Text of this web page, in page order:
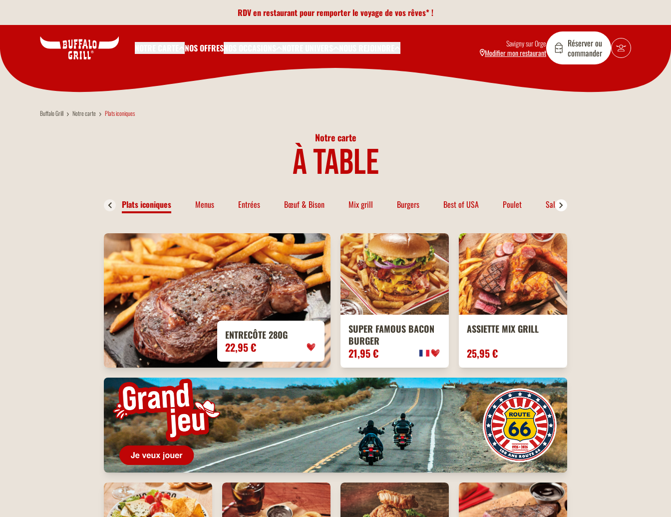
RDV en restaurant pour remporter le voyage de vos rêves* !
NOS OFFRES
Savigny sur Orge
Modifier mon restaurant
Réserver ou
commander
Buffalo Grill Notre carte Plats iconiques
Notre carte
à table
Plats iconiques Menus Entrées Bœuf & Bison Mix grill Burgers Best of USA Poulet Salades
ENTRECÔTE 280G
22,95 €
SUPER FAMOUS BACON
BURGER
21,95 €
ASSIETTE MIX GRILL
25,95 €